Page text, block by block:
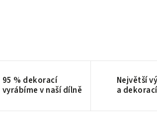
95 % dekorací
vyrábíme v naší dílně
Největší
a dekorací